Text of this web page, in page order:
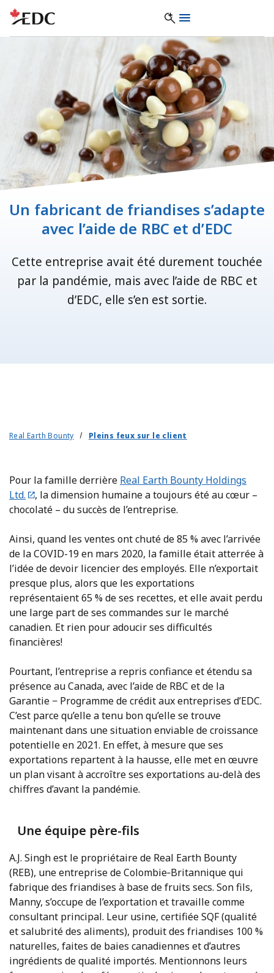
Un fabricant de friandises s’adapte
avec l’aide de RBC et d’EDC
Cette entreprise avait été durement touchée
par la pandémie, mais avec l’aide de RBC et
d’EDC, elle s’en est sortie.
Real Earth Bounty Pleins feux sur le client
Pour la famille derrière Real Earth Bounty Holdings
Ltd.
, la dimension humaine a toujours été au cœur –
chocolaté – du succès de l’entreprise.
Ainsi, quand les ventes ont chuté de 85 % avec l’arrivée
de la COVID-19 en mars 2020, la famille était atterrée à
l’idée de devoir licencier des employés. Elle n’exportait
presque plus, alors que les exportations
représentaient 65 % de ses recettes, et elle avait perdu
une large part de ses commandes sur le marché
canadien. Et rien pour adoucir ses difficultés
financières!
Pourtant, l’entreprise a repris confiance et étendu sa
présence au Canada, avec l’aide de RBC et de la
Garantie − Programme de crédit aux entreprises d’EDC.
C’est parce qu’elle a tenu bon qu’elle se trouve
maintenant dans une situation enviable de croissance
potentielle en 2021. En effet, à mesure que ses
exportations repartent à la hausse, elle met en œuvre
un plan visant à accroître ses exportations au-delà des
chiffres d’avant la pandémie.
Une équipe père-fils
A.J. Singh est le propriétaire de Real Earth Bounty
(REB), une entreprise de Colombie‑Britannique qui
fabrique des friandises à base de fruits secs. Son fils,
Manny, s’occupe de l’exportation et travaille comme
consultant principal. Leur usine, certifiée SQF (qualité
et salubrité des aliments), produit des friandises 100 %
naturelles, faites de baies canadiennes et d’autres
ingrédients de qualité importés. Mentionnons leurs